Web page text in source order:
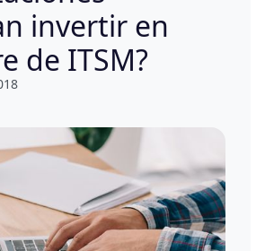
invertir en
de ITSM?